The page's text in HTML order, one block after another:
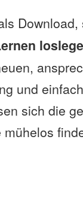
und
sich die
mühelos